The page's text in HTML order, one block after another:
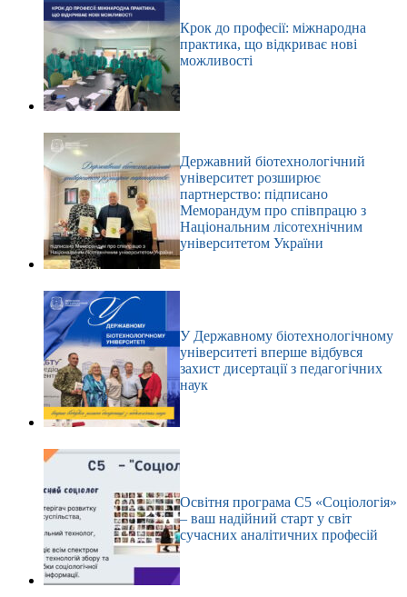
Крок до професії: міжнародна
практика, що відкриває нові
можливості
Державний біотехнологічний
університет розширює
партнерство: підписано
Меморандум про співпрацю з
Національним лісотехнічним
університетом України
У Державному біотехнологічному
університеті вперше відбувся
захист дисертації з педагогічних
наук
Освітня програма С5 «Соціологія»
– ваш надійний старт у світ
сучасних аналітичних професій